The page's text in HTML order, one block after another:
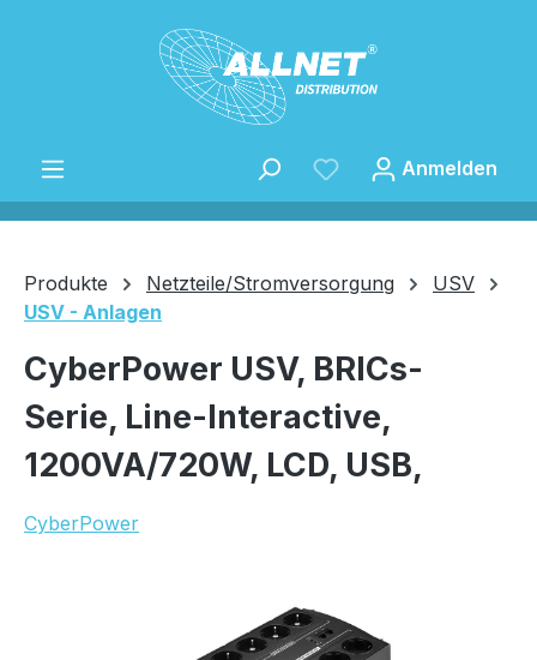
Zum Hauptinhalt springen
Speichern
Anmelden
Produkte Netzteile/Stromversorgung
USV
USV - Anlagen
CyberPower USV, BRICs-
Serie, Line-Interactive,
1200VA/720W, LCD, USB,
CyberPower